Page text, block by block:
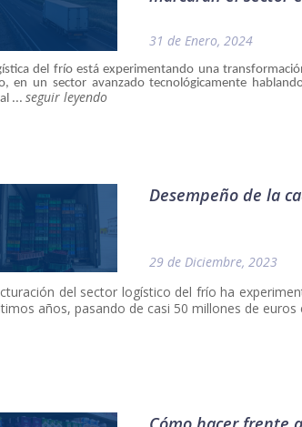
31 de Enero, 2024
del frío está experimentando una
en un sector avanzado tecnológicamente
... seguir leyendo
Desempeño de la
29 de Diciembre, 2023
del sector logístico del frío ha
años, pasando de casi 50 millones de euros